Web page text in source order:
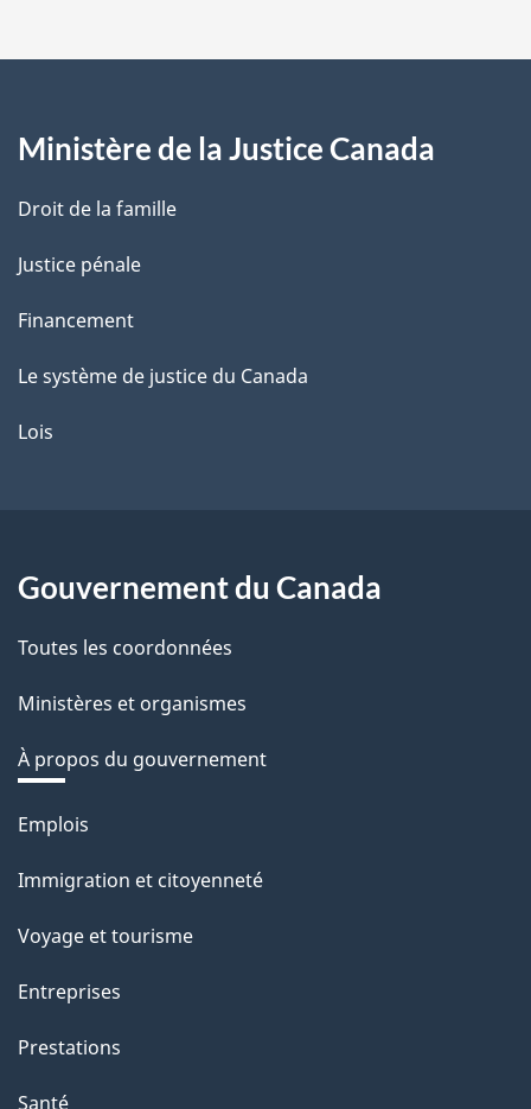
a
e
Ministère de la Justice Canada
Droit de la famille
Justice pénale
Financement
Le système de justice du Canada
Lois
Gouvernement du Canada
Toutes les coordonnées
Ministères et organismes
À propos du gouvernement
Thèmes
sujets
Emplois
Immigration et citoyenneté
Voyage et tourisme
Entreprises
Prestations
Santé